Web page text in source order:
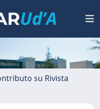
su Rivista